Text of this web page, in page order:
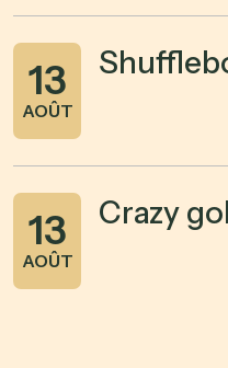
13
AOÛT
13
AOÛT
Crazy